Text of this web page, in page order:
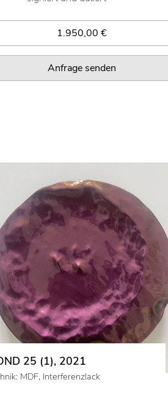
25 (1), 2021
MDF, Interferenzlack